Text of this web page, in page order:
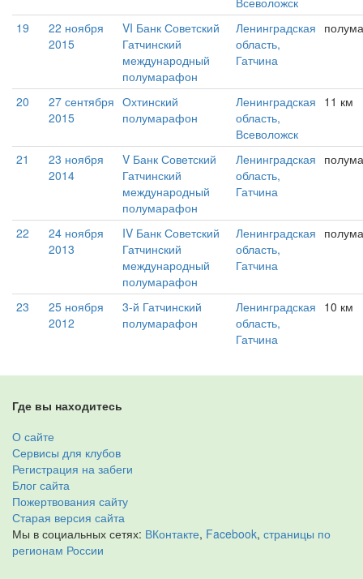
19
22 ноября
2015
VI Банк Советский
Гатчинский
международный
полумарафон
Ленинградская
область,
Гатчина
20
27 сентября
2015
Охтинский
полумарафон
Ленинградская
область,
Всеволожск
11 км
21
23 ноября
2014
V Банк Советский
Гатчинский
международный
полумарафон
Ленинградская
область,
Гатчина
22
24 ноября
2013
IV Банк Советский
Гатчинский
международный
полумарафон
Ленинградская
область,
Гатчина
23
25 ноября
2012
3-й Гатчинский
полумарафон
Ленинградская
область,
Гатчина
10 км
Где вы находитесь
О сайте
Сервисы для клубов
Регистрация на забеги
Блог сайта
Пожертвования сайту
Старая версия сайта
Мы в социальных сетях: ВКонтакте, Facebook, страницы по
регионам России